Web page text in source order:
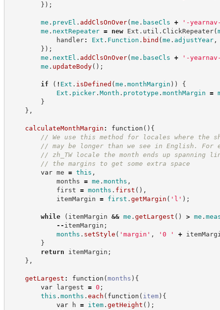
} ) ;
me . prevEl . addClsOnOver(me . baseCls + ' -
me . nextRepeater = new Ext . util . ClickRepeater(
handler: Ext . Function . bind (me . adjustYear,
} ) ;
me . nextEl . addClsOnOver(me . baseCls + ' -
me . updateBody( ) ;
if ( ! Ext . isDefined (me . monthMargin ) )
{
Ext . picker. Month . prototype . monthMargin =
}
} ,
calculateMonthMargin : function ( ) {
// We use this method for locales where the
// may be longer than we see in English. For
// zh_TW locale the month ends up spanning
// the margins to get some extra space
var me = this ,
months = me . months ,
first = months . first ( ) ,
itemMargin = first . getMargin ( ' l ' ) ;
while ( itemMargin && me . getLargest ( ) > me .
-- itemMargin ;
months . setStyle ( ' margin ' , ' 0 ' +
}
return itemMargin ;
} ,
getLargest : function (months ) {
var largest = 0 ;
this . months . each ( function ( item) {
var h = item. getHeight ( ) ;